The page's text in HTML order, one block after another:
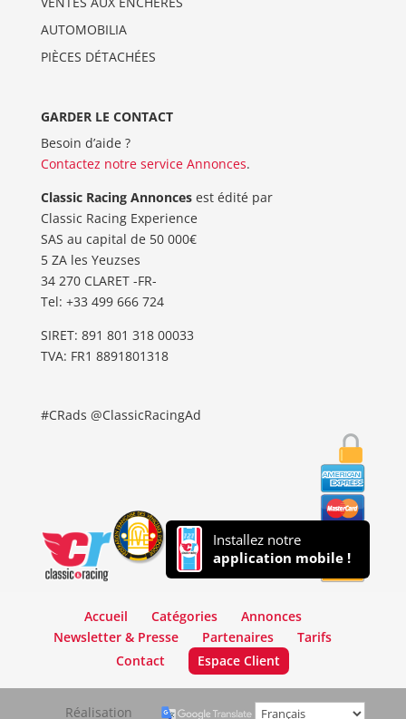
AUTOMOBILIA
PIÈCES DÉTACHÉES
GARDER LE CONTACT
Besoin d’aide ?
Contactez notre service Annonces.
Classic Racing Annoncesest édité par
Classic Racing Experience
SAS au capital de 50 000€
5 ZA les Yeuzses
34 270 CLARET -FR-
Tel: ‭+33 499 666 724‬
SIRET: 891 801 318 00033
TVA: FR1 8891801318
#CRads @ClassicRacingAd
Installez notre
application mobile !
Accueil Catégories
Annonces
Newsletter & Presse
Partenaires
Tarifs
Contact
Espace Client
Réalisation